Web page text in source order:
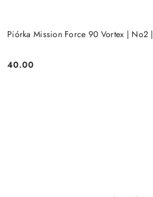
Piórka Mission Force 90 Vortex | No2 |
Cena:
40.00